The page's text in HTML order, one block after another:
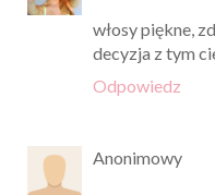
włosy piękne,
decyzja z tym
Odpowiedz
Anonimowy